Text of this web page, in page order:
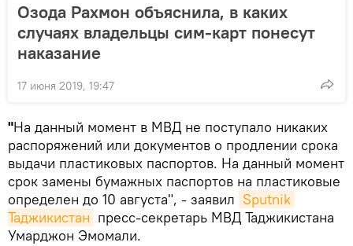
Озода Рахмон объяснила, в каких
случаях владельцы сим-карт понесут
наказание
17 июня 2019, 19:47
"На данный момент в МВД не поступало никаких
распоряжений или документов о продлении срока
выдачи пластиковых паспортов. На данный момент
срок замены бумажных паспортов на пластиковые
определен до 10 августа", - заявил Sputnik
Таджикистан пресс-секретарь МВД Таджикистана
Умарджон Эмомали.